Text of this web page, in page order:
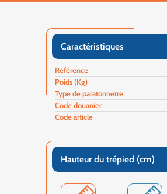
Caractéristiques
Référence
Poids (Kg)
Type de paratonnerre
Code douanier
Code article
Hauteur du trépied (cm)